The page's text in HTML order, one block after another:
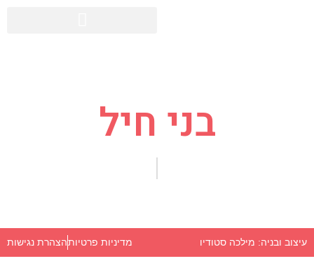
בני חיל
עיצוב ובניה: מילכה סטודיו מדיניות פרטיותהצהרת נגישות